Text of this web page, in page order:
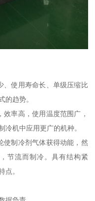
、使用寿命长、单级压缩比
的趋势。
率高，使用温度范围广，
冷机中应用更广的机种。
使制冷剂气体获得动能，然
节流而制冷。具有结构紧
点。